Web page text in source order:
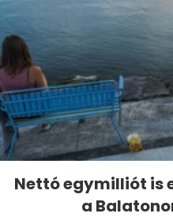
Nettó egymilliót is
a